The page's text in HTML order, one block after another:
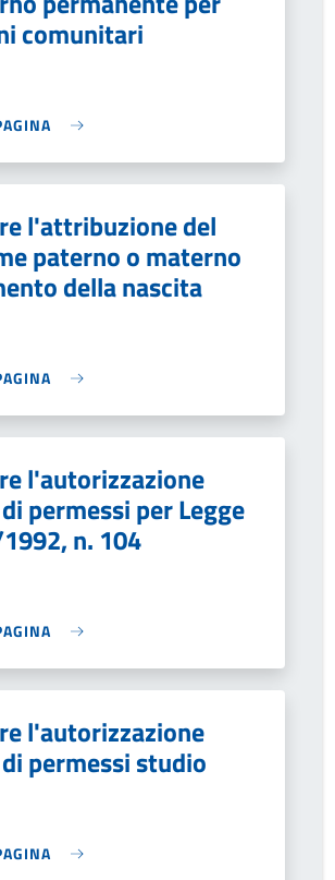
comunitari
l'attribuzione del
paterno o materno
della nascita
l'autorizzazione
permessi per Legge
n. 104
l'autorizzazione
permessi studio